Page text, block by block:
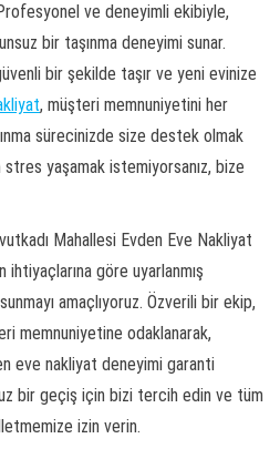
ve deneyimli ekibiyle,
bir taşınma deneyimi sunar.
bir şekilde taşır ve yeni evinize
, müşteri memnuniyetini her
sürecinizde size destek olmak
stres yaşamak istemiyorsanız, bize
Mahallesi Evden Eve Nakliyat
göre uyarlanmış
amaçlıyoruz. Özverili bir ekip,
memnuniyetine odaklanarak,
eve nakliyat deneyimi garanti
bir geçiş için bizi tercih edin ve tüm
izin verin.